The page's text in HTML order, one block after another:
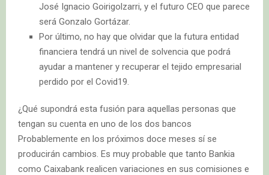
José Ignacio Goirigolzarri, y el futuro CEO que parece
será Gonzalo Gortázar.
Por último, no hay que olvidar que la futura entidad
financiera tendrá un nivel de solvencia que podrá
ayudar a mantener y recuperar el tejido empresarial
perdido por el Covid19.
¿Qué supondrá esta fusión para aquellas personas que
tengan su cuenta en uno de los dos bancos
Probablemente en los próximos doce meses sí se
producirán cambios. Es muy probable que tanto Bankia
como Caixabank realicen variaciones en sus comisiones e